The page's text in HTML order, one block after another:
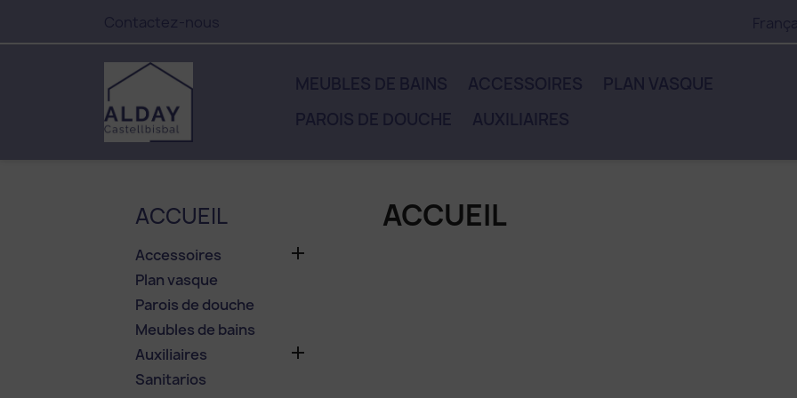
ACCUEIL
Accessoires 
Plan vasque
Parois de douche
Meubles de bains
Auxiliaires

Sanitarios
ACCUEIL